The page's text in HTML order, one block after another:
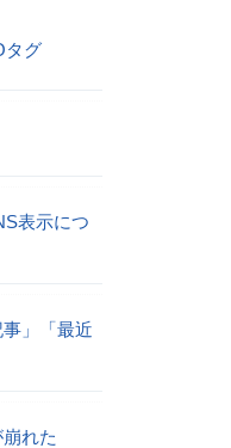
タグ
表示につ
」「最近
れた